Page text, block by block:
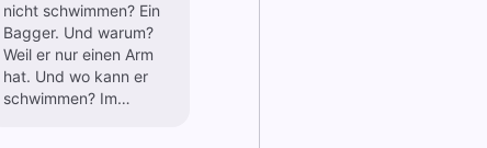
nicht schwimmen? Ein
Bagger. Und warum?
Weil er nur einen Arm
hat. Und wo kann er
schwimmen? Im